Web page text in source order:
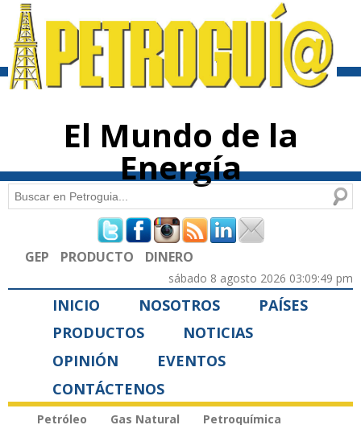
contenido
El Mundo de la
Energía
Formulario de búsqueda
Buscar
GEP PRODUCTO DINERO
sábado 8 agosto 2026 03:09:49 pm
INICIO NOSOTROS
PAÍSES
PRODUCTOS
NOTICIAS
OPINIÓN
EVENTOS
CONTÁCTENOS
Petróleo Gas Natural
Petroquímica